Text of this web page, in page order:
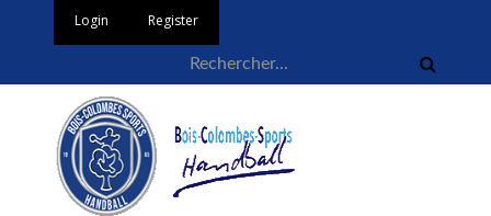
Login Register